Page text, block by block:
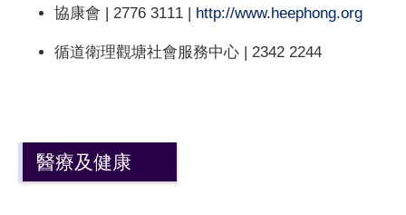
協康會 | 2776 3111 | http://www.heephong.org
循道衛理觀塘社會服務中心 | 2342 2244
醫療及健康